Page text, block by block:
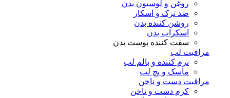
روغن و لوسیون بدن
ضد ترک و اسکار
روشن کننده بدن
اسکراب بدن
سفت کننده پوست بدن
مراقبت لب
نرم کننده و بالم لب
ماسک و پچ لب
مراقبت دست و ناخن
کرم دست و ناخن